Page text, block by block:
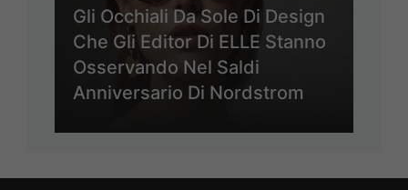
Gli Occhiali Da Sole Di Design
Che Gli Editor Di ELLE Stanno
Osservando Nel Saldi
Anniversario Di Nordstrom